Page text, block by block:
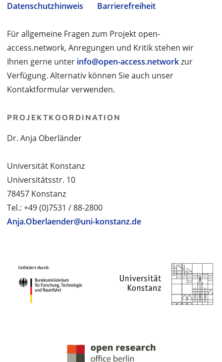
Datenschutzhinweis
Barrierefreiheit
Für allgemeine Fragen zum Projekt open-
access.network, Anregungen und Kritik stehen wir
Ihnen gerne unter info@open-access.networkzur
Verfügung. Alternativ können Sie auch unser
Kontaktformular verwenden.
PROJEKTKOORDINATION
Dr. Anja Oberländer
Universität Konstanz
Universitätsstr. 10
78457 Konstanz
Tel.: +49 (0)7531 / 88-2800
Anja.Oberlaender@uni-konstanz.de